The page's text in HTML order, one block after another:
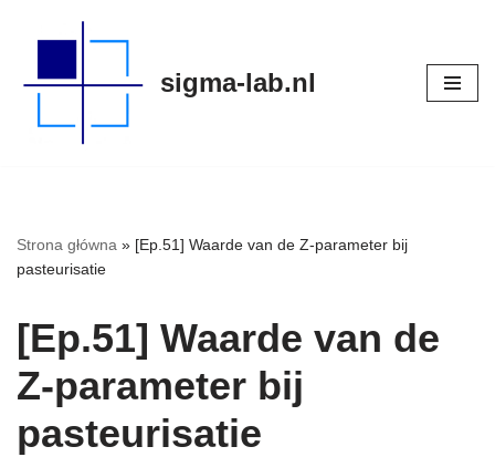
naar
sigma-lab.nl
Strona główna » [Ep.51] Waarde van de Z-parameter bij
pasteurisatie
[Ep.51] Waarde van de
Z-parameter bij
pasteurisatie